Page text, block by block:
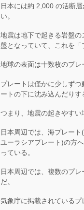
日本には約 2,000 の活断
い。
地震は地下で起きる岩盤
盤となっていて、これを「
地球の表面は十数枚のプレ
プレートは僅かに少しず
ートの下に沈み込んだりす
つまり、地震の起きやすい
日本周辺では、海プレー
ユーラシアプレート)の方
っている。
日本周辺では、複数のプ
だ。
気象庁に掲載されているプ